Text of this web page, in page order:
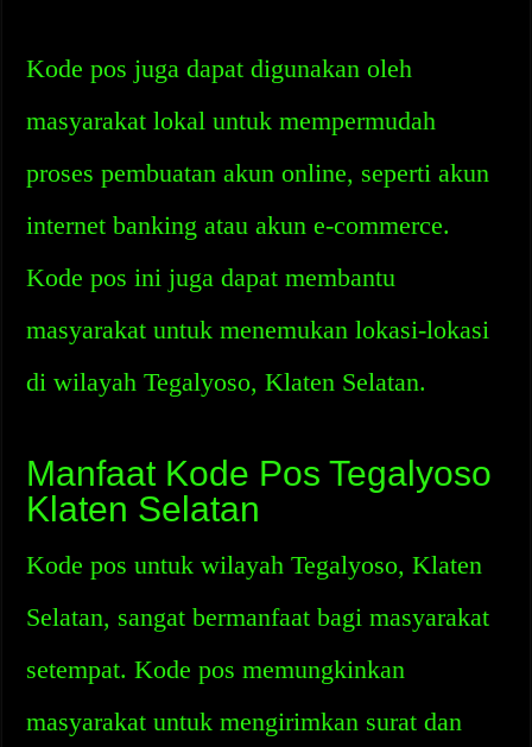
Kode pos juga dapat digunakan oleh
masyarakat lokal untuk mempermudah
proses pembuatan akun online, seperti akun
internet banking atau akun e-commerce.
Kode pos ini juga dapat membantu
masyarakat untuk menemukan lokasi-lokasi
di wilayah Tegalyoso, Klaten Selatan.
Manfaat Kode Pos Tegalyoso
Klaten Selatan
Kode pos untuk wilayah Tegalyoso, Klaten
Selatan, sangat bermanfaat bagi masyarakat
setempat. Kode pos memungkinkan
masyarakat untuk mengirimkan surat dan